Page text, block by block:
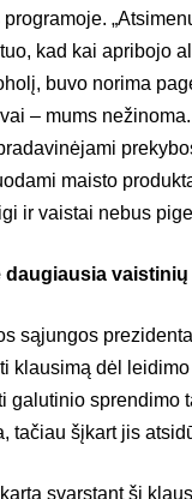
kad kai apribojo
buvo norima
– mums
maisto
ir vaistai nebus
daugiausia
sąjungos
klausimą dėl
galutinio sprendimo
tačiau šįkart jis
svarstant šį